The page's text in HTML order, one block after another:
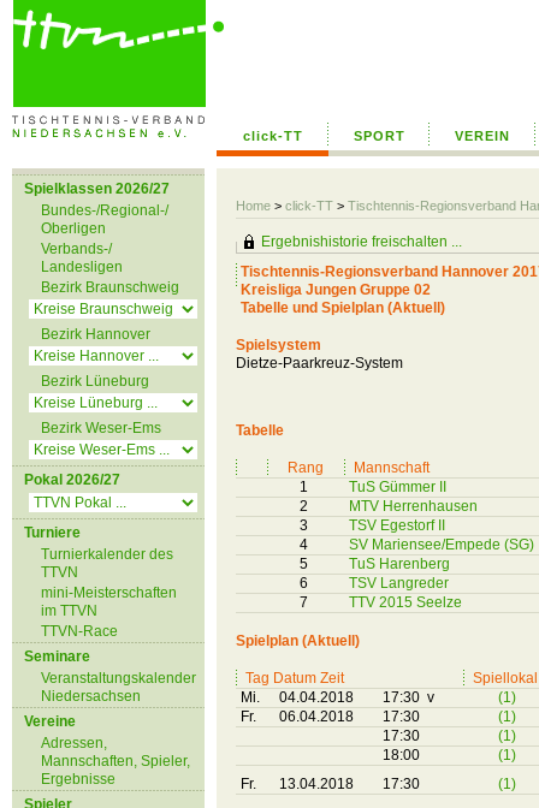
click-TT SPORT VEREIN
Home > click-TT > Tischtennis-Regionsverband
Spielklassen 2026/27
Bundes-/Regional-/
Oberligen
Verbands-/
Landesligen
Bezirk Braunschweig
Bezirk Hannover
Bezirk Lüneburg
Bezirk Weser-Ems
Pokal 2026/27
Turniere
Turnierkalender des
TTVN
mini-Meisterschaften
im TTVN
TTVN-Race
Seminare
Veranstaltungskalender
Niedersachsen
Vereine
Adressen,
Mannschaften, Spieler,
Ergebnisse
Spieler
Ergebnishistorie freischalten ...
Tischtennis-Regionsverband Hannover
Kreisliga Jungen Gruppe 02
Tabelle und Spielplan (Aktuell)
Spielsystem
Dietze-Paarkreuz-System
Tabelle
Rang
Mannschaft
1
TuS Gümmer II
2
MTV Herrenhausen
3
TSV Egestorf II
4
SV Mariensee/Empede (SG)
5
TuS Harenberg
6
TSV Langreder
7
TTV 2015 Seelze
Spielplan (Aktuell)
Tag Datum Zeit
Spiellokal
Mi.
04.04.2018 17:30 v
(1)
Fr.
06.04.2018 17:30
(1)
17:30
(1)
18:00
(1)
Fr.
13.04.2018 17:30 (1)